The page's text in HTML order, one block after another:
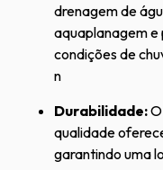
drenagem de
aquaplanagem e
condições de
n
Durabilidade:
qualidade
garantindo uma